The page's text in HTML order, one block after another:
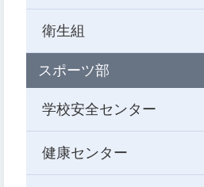
衛生組
スポーツ部
学校安全センター
健康センター